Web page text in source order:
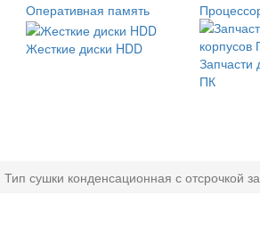
Оперативная память
Жесткие диски HDD
Запчасти
ПК
сушки конденсационная с отсрочкой